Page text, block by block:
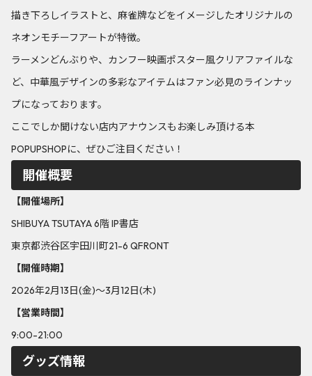
描き下ろしイラストと、麻雀牌などをイメージしたオリジナルの
ネオンモチーフアートが特徴。
ラーメンどんぶりや、カンフー映画ポスター風クリアファイルな
ど、中華風デザインの多彩なアイテムはファン必見のラインナッ
プになっております。
ここでしか聞けない店内アナウンスもお楽しみ頂ける本
POPUPSHOPに、ぜひご注目ください！
開催概要
【開催場所】
SHIBUYA TSUTAYA 6階 IP書店
東京都渋谷区宇田川町21-6 QFRONT
【開催時期】
2026年2月13日(金)〜3月12日(木)
【営業時間】
9:00-21:00
グッズ情報